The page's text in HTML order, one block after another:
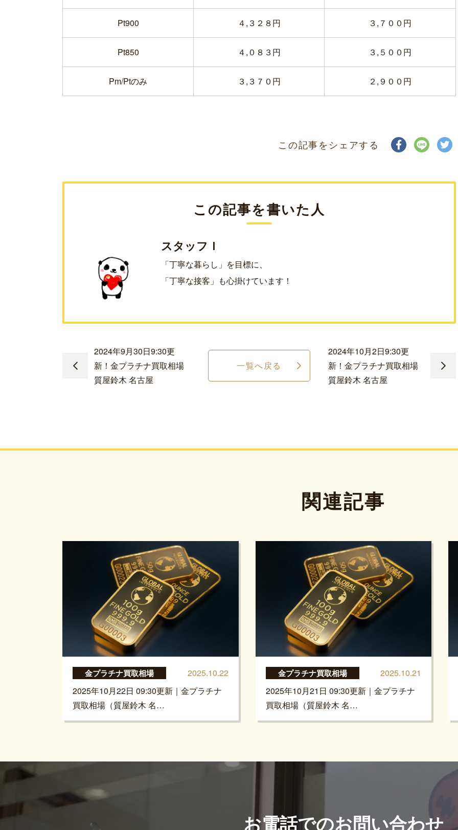
Pt900 ４,３２８円 ３,７００円
Pt850 ４,０８３円 ３,５００円
Pm/Ptのみ ３,３７０円 ２,９００円
この記事をシェアする
この記事を書いた人
スタッフＩ
「丁寧な暮らし」を目標に、
「丁寧な接客」も心掛けています！
2024年9月30日9:30更
新！金プラチナ買取相場
質屋鈴木 名古屋
一覧へ戻る
2024年10月2日9:30更
新！金プラチナ買取相場
質屋鈴木 名古屋
関連記事
金プラチナ買取相場
2025.10.22
2025年10月22日 09:30更新｜金プラチナ
買取相場（質屋鈴木 名…
金プラチナ買取相場
2025.10.21
2025年10月21日 09:30更新｜金プラチナ
買取相場（質屋鈴木 名…
お電話でのお問い合わせ